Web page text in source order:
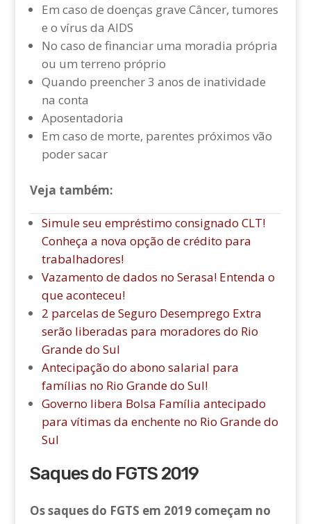
Em caso de doenças grave Câncer, tumores
e o vírus da AIDS
No caso de financiar uma moradia própria
ou um terreno próprio
Quando preencher 3 anos de inatividade
na conta
Aposentadoria
Em caso de morte, parentes próximos vão
poder sacar
Veja também:
Simule seu empréstimo consignado CLT!
Conheça a nova opção de crédito para
trabalhadores!
Vazamento de dados no Serasa! Entenda o
que aconteceu!
2 parcelas de Seguro Desemprego Extra
serão liberadas para moradores do Rio
Grande do Sul
Antecipação do abono salarial para
famílias no Rio Grande do Sul!
Governo libera Bolsa Família antecipado
para vítimas da enchente no Rio Grande do
Sul
Saques do FGTS 2019
Os saques do FGTS em 2019 começam no